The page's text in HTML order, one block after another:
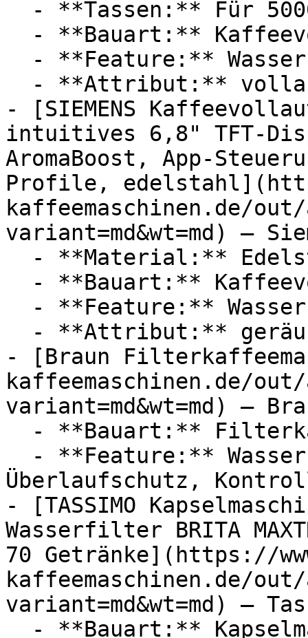
- [SIEMENS
intuitives 6,8" TFT-
AromaBoost, App-
Profile,
kaffeemaschinen.de/out/
variant=md&wt=md) —
- [Braun
kaffeemaschinen.de/out/
variant=md&wt=md) —
Überlaufschutz,
- [TASSIMO
Wasserfilter BRITA
70 Getränke](https://
kaffeemaschinen.de/out/
variant=md&wt=md) —